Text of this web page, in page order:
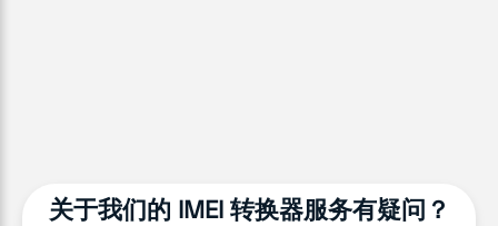
关于我们的 IMEI 转换器服务有疑问？